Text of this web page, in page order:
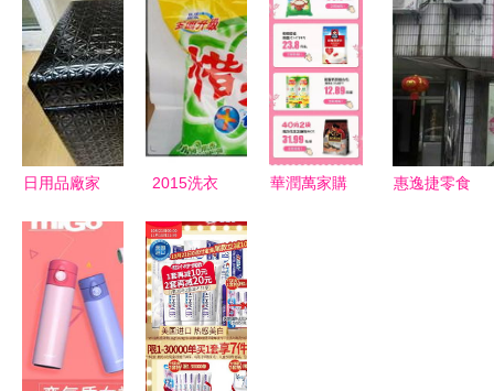
日用百貨的
商貿寶地與
線上新機遇
牌廠家直
供，價格實
惠，一站式
選購日用百
貨
上海優質傳
真打印A4
復印紙廠家
與日用百貨
銷售新篇章
新篇 預包
裝食品、家
用電器與日
用百貨的協
同發展
日用品廠家
息 一站式
獲取批發價
格與產品資
源
2015洗衣
解密 袋裝
洗衣粉買一
送三背后的
直銷策略與
日用百貨銷
華潤萬家購
惠逸捷零食